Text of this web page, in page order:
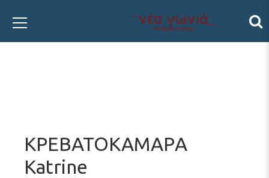
ΚΡΕΒΑΤΟΚΑΜΑΡA
Katrine